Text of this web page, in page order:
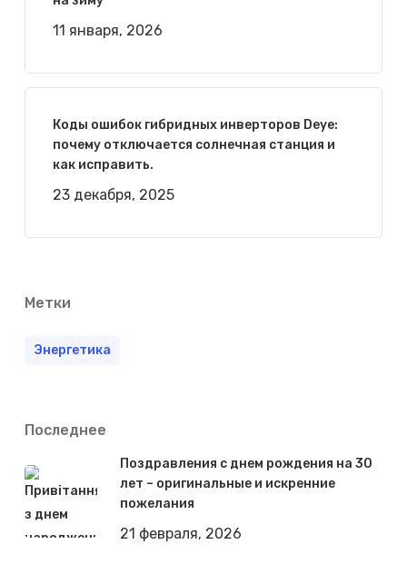
11 января, 2026
Коды ошибок гибридных инверторов Deye:
почему отключается солнечная станция и
как исправить.
23 декабря, 2025
Метки
Энергетика
Последнее
Поздравления с днем рождения на 30
лет – оригинальные и искренние
пожелания
21 февраля, 2026